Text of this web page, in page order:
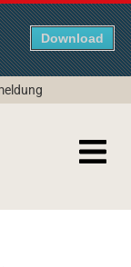
Download